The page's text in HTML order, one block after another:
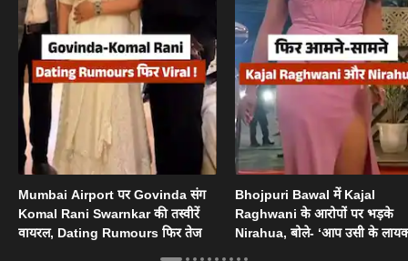
Mumbai Airport पर Govinda संग
Komal Rani Swarnkar की तस्वीरें
वायरल, Dating Rumours फिर तेज
Bhojpuri Bawal में Kajal
Raghwani के आरोपों पर भड़के
Nirahua, बोले- ‘आप उसी के लायक